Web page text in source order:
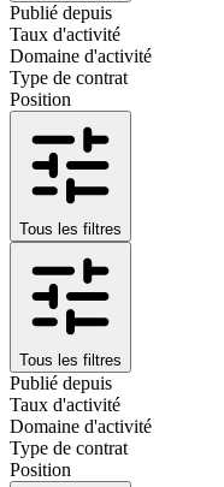
Publié depuis
Taux d'activité
Domaine d'activité
Type de contrat
Position
Tous les filtres
Tous les filtres
Publié depuis
Taux d'activité
Domaine d'activité
Type de contrat
Position